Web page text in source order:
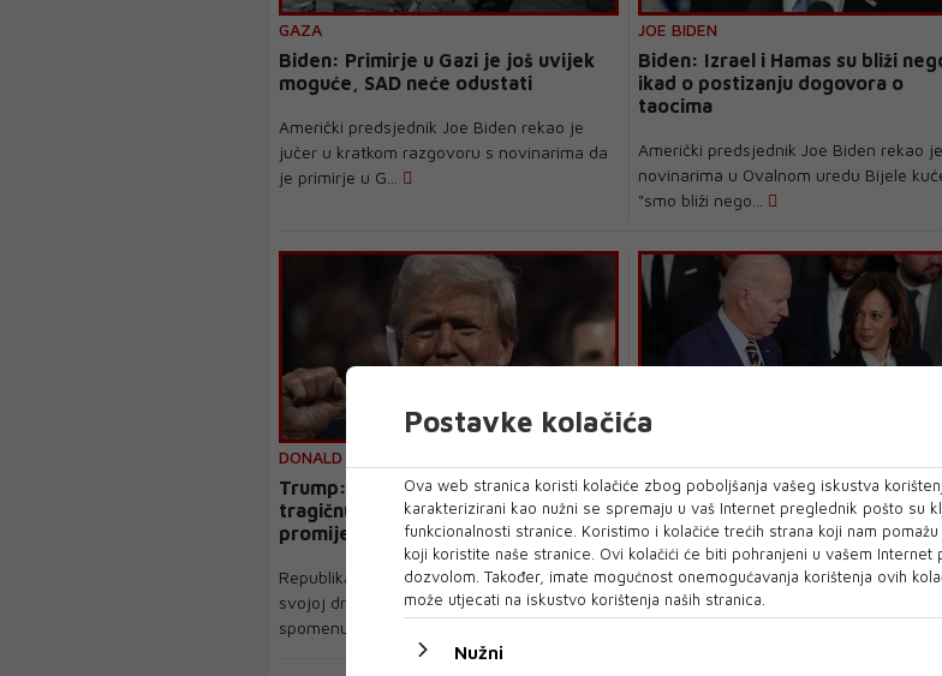
GAZA
Biden: Primirje u Gazi je još uvijek
moguće, SAD neće odustati
Američki predsjednik Joe Biden rekao je
jučer u kratkom razgovoru s novinarima da
je primirje u G...
JOE BIDEN
Biden: Izrael i Hamas su bliži
ikad o postizanju dogovora o
taocima
Američki predsjednik Joe Biden rekao je
novinarima u Ovalnom uredu Bijele
"smo bliži nego...
DONALD TRUMP
Trump: Biden osjeća da je napravio
tragičnu pogrešku i želi to
promijeniti
Republikanski kandidat Donald Trump je na
svojoj društvenoj mreži Truth Social
spomenuo mo...
Biden i Harris dočekali američke
zatvorenike oslobođene u
Rusijom
Američki predsjednik Joe Biden i
potpredsjednica Kamala Harris dočekali
Postavke kolačića
Ova web stranica koristi kolačiće zbog poboljšanja vašeg iskustva
karakterizirani kao nužni se spremaju u vaš Internet preglednik pošto su
funkcionalnosti stranice. Koristimo i kolačiće trećih strana koji nam
koji koristite naše stranice. Ovi kolačići će biti pohranjeni u vašem Internet
dozvolom. Također, imate mogućnost onemogućavanja korištenja ovih
može utjecati na iskustvo korištenja naših stranica.
Nužni